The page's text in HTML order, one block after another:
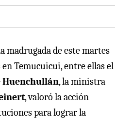
madrugada de este martes
Temucuicui, entre ellas el
Huenchullán, la ministra
, valoró la acción
para lograr la